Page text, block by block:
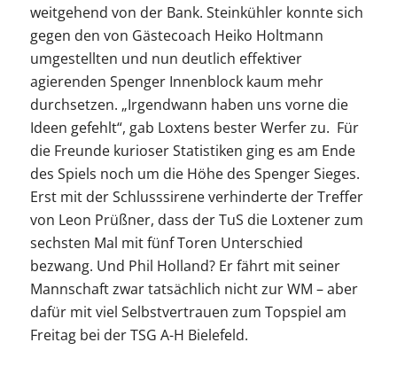
weitgehend von der Bank. Steinkühler konnte sich
gegen den von Gästecoach Heiko Holtmann
umgestellten und nun deutlich effektiver
agierenden Spenger Innenblock kaum mehr
durchsetzen. „Irgendwann haben uns vorne die
Ideen gefehlt“, gab Loxtens bester Werfer zu. Für
die Freunde kurioser Statistiken ging es am Ende
des Spiels noch um die Höhe des Spenger Sieges.
Erst mit der Schlusssirene verhinderte der Treffer
von Leon Prüßner, dass der TuS die Loxtener zum
sechsten Mal mit fünf Toren Unterschied
bezwang. Und Phil Holland? Er fährt mit seiner
Mannschaft zwar tatsächlich nicht zur WM – aber
dafür mit viel Selbstvertrauen zum Topspiel am
Freitag bei der TSG A-H Bielefeld.